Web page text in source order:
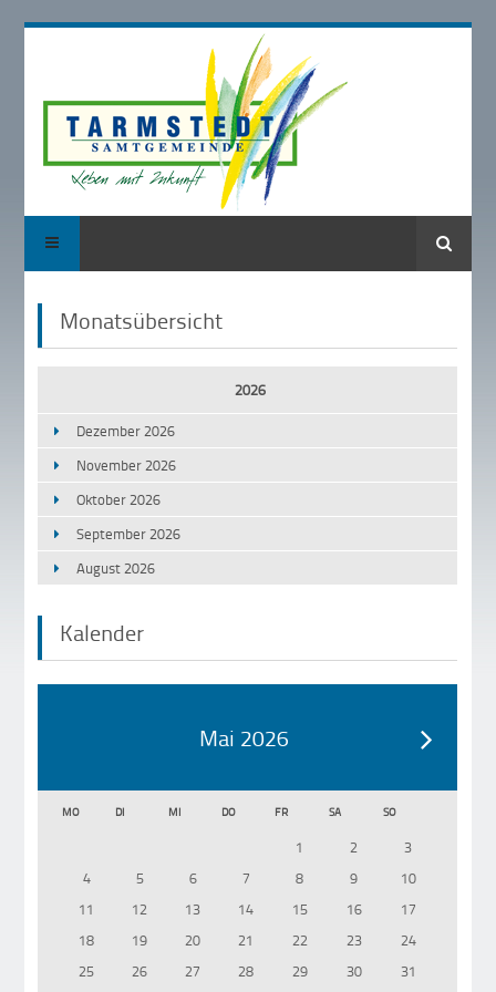
Suche
Monatsübersicht
2026
Dezember 2026
November 2026
Oktober 2026
September 2026
August 2026
Kalender
Mai 2026
MO DI MI DO FR SA SO
1 2
3
4
5 6 7 8 9
10
11
12 13 14 15 16
17
18
19 20 21 22 23
24
25
26 27 28 29 30 31